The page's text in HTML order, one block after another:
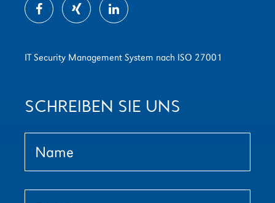
IT Security Management System nach ISO 27001
SCHREIBEN SIE UNS